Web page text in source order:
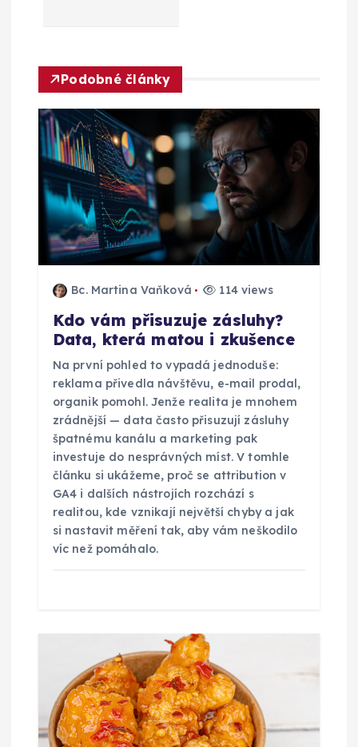
c
e
p
o
p
Podobné články
Bc. Martina Vaňková 114 views
Kdo vám přisuzuje zásluhy?
Data, která matou i zkušence
Na první pohled to vypadá jednoduše:
reklama přivedla návštěvu, e-mail prodal,
organik pomohl. Jenže realita je mnohem
zrádnější — data často přisuzují zásluhy
špatnému kanálu a marketing pak
investuje do nesprávných míst. V tomhle
článku si ukážeme, proč se attribution v
GA4 i dalších nástrojích rozchází s
realitou, kde vznikají největší chyby a jak
si nastavit měření tak, aby vám neškodilo
víc než pomáhalo.